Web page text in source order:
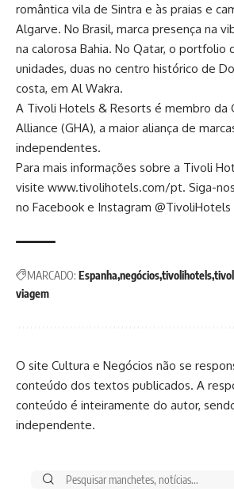
romântica vila de Sintra e às praias e
Algarve. No Brasil, marca presença na
na calorosa Bahia. No Qatar, o portfolio
unidades, duas no centro histórico de
costa, em Al Wakra.
A Tivoli Hotels & Resorts é membro da
Alliance (GHA), a maior aliança de
independentes.
Para mais informações sobre a Tivoli
visite www.tivolihotels.com/pt. Siga-nos
no Facebook e Instagram @TivoliHotels
MARCADO: Espanha negóciostivolihotels
viagem
O site Cultura e Negócios não se
conteúdo dos textos publicados. A
conteúdo é inteiramente do autor,
independente.